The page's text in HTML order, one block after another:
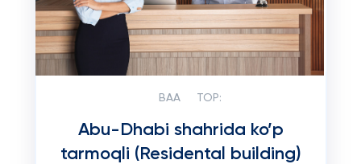
BAA TOP:
Abu-Dhabi shahrida ko’p
tarmoqli (Residental building)